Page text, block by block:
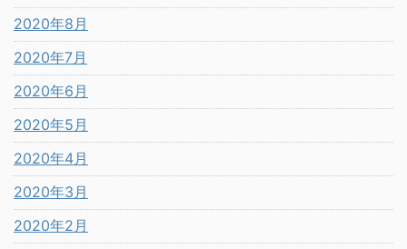
2020年8月
2020年7月
2020年6月
2020年5月
2020年4月
2020年3月
2020年2月